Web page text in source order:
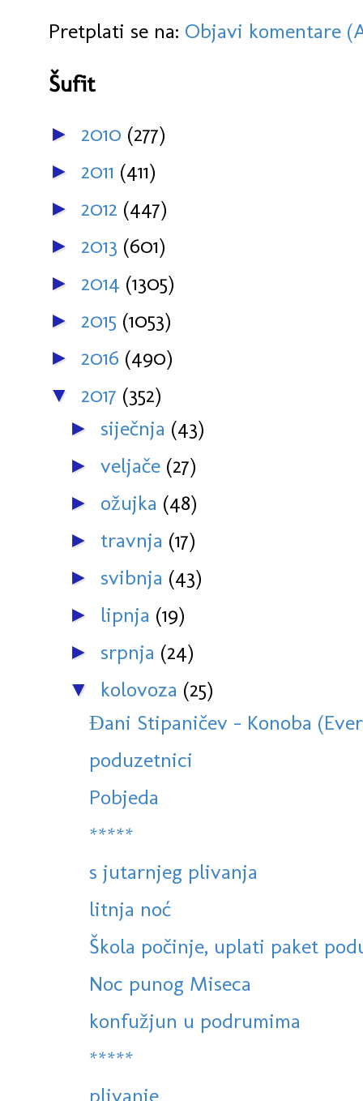
Pretplati se na: Objavi komentare
Šufit
► 2010 (277)
► 2011 (411)
► 2012 (447)
► 2013 (601)
► 2014 (1305)
► 2015 (1053)
► 2016 (490)
▼ 2017 (352)
► siječnja (43)
► veljače (27)
► ožujka (48)
► travnja (17)
► svibnja (43)
► lipnja (19)
► srpnja (24)
▼ kolovoza (25)
Đani Stipaničev - Konoba
poduzetnici
Pobjeda
*****
s jutarnjeg plivanja
litnja noć
Škola počinje, uplati paket
Noc punog Miseca
konfužjun u podrumima
*****
plivanje